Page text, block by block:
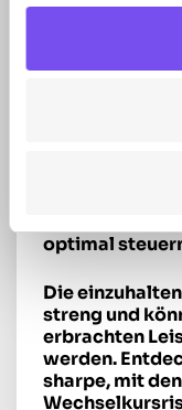
Der Scheck
eingelöst
direkt und
Der
hervorragend
optimal
Die
streng und
erbrachten
werden.
sharpe, mit